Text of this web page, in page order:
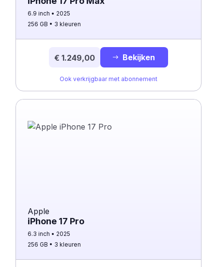
6.9 inch
2025
256 GB
3 kleuren
€ 1.249,00 Bekijken
Ook verkrijgbaar met abonnement
Apple
iPhone 17 Pro
6.3 inch
2025
256 GB
3 kleuren